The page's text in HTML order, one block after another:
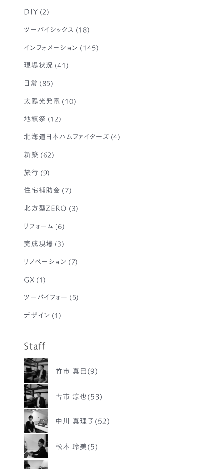
DIY (2)
ツーバイシックス (18)
インフォメーション (145)
現場状況 (41)
日常 (85)
太陽光発電 (10)
地鎮祭 (12)
北海道日本ハムファイターズ (4)
新築 (62)
旅行 (9)
住宅補助金 (7)
北方型ZERO (3)
リフォーム (6)
完成現場 (3)
リノベーション (7)
GX (1)
ツーバイフォー (5)
デザイン (1)
Staff
竹市 真巳(9)
古市 淳也(53)
中川 真理子(52)
松本 玲美(5)